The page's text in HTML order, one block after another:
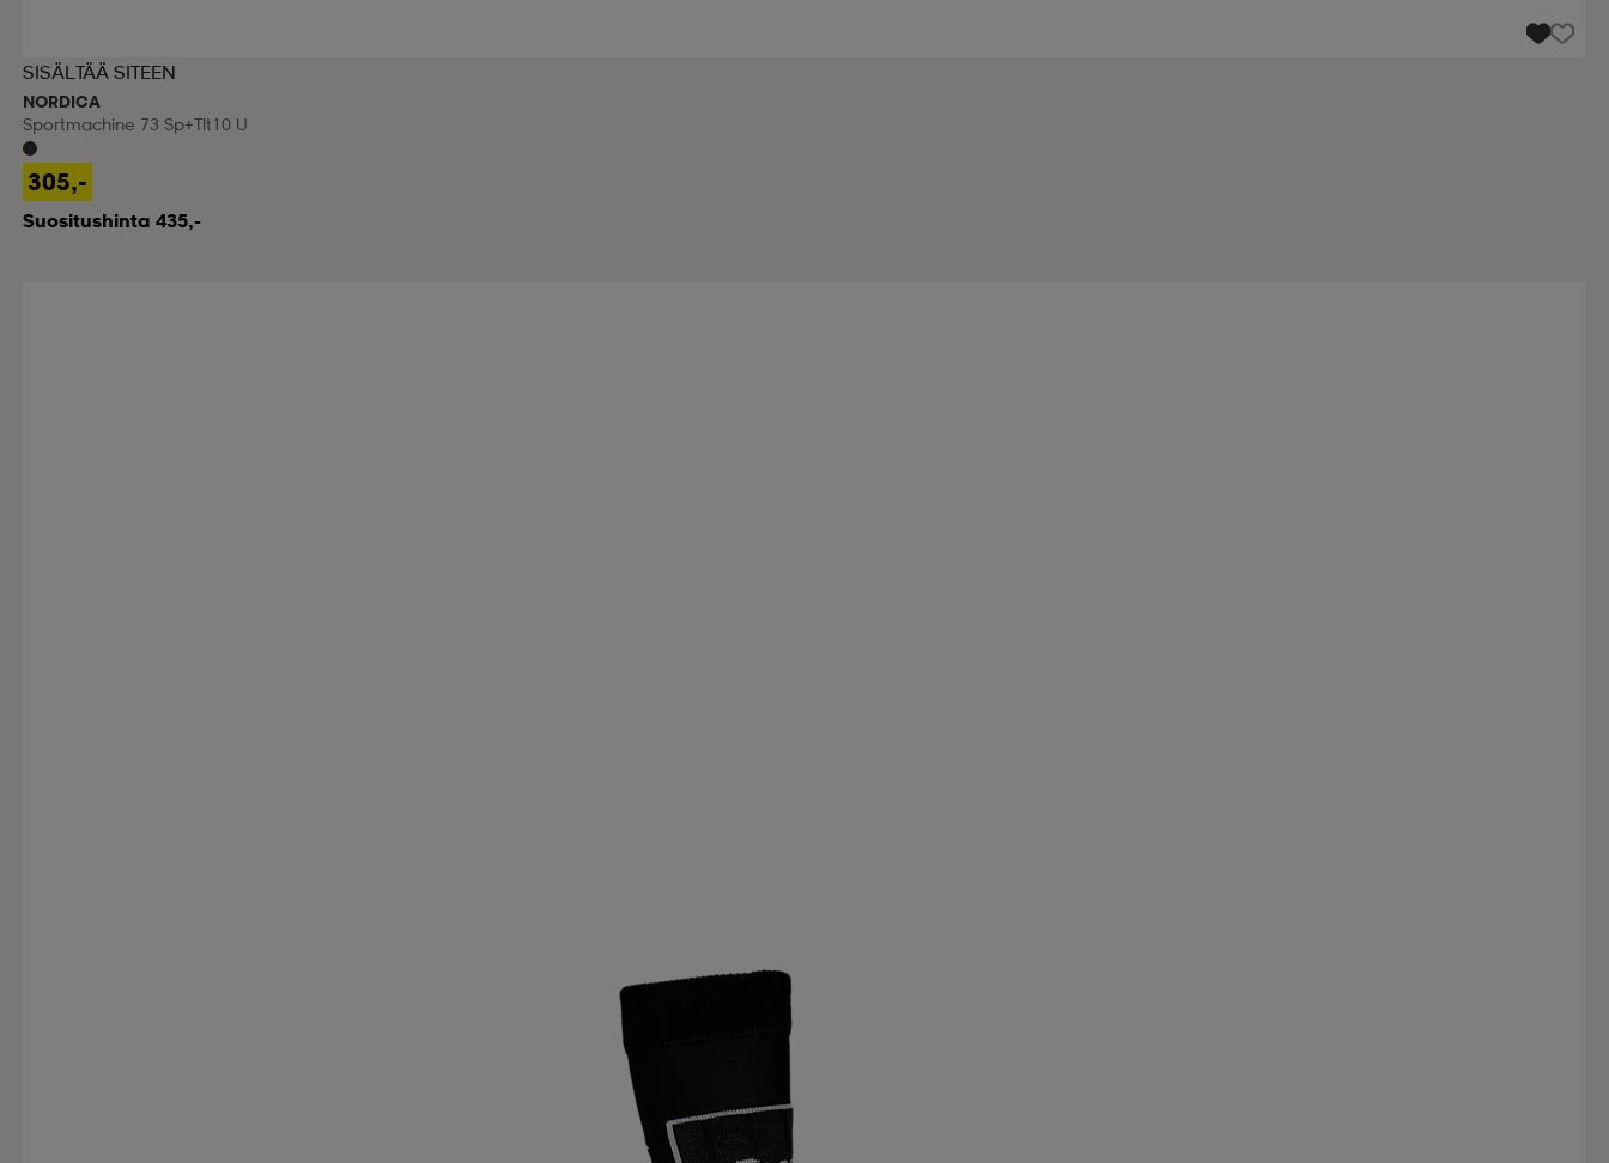
SISÄLTÄÄ SITEEN
NORDICA
Sportmachine 73 Sp+tlt10 U
305,-
Suositushinta 435,-